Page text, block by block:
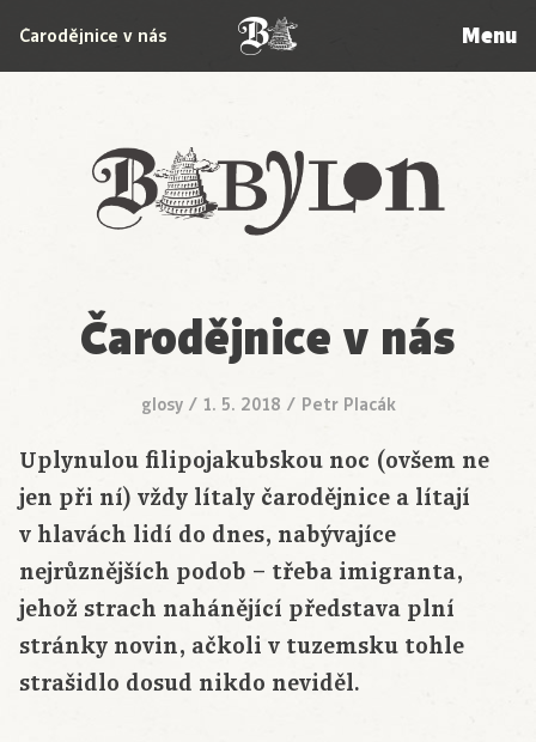
Babylon
Čarodějnice v nás Menu
Čarodějnice v nás
glosy/ 1. 5. 2018 / Petr Placák
Uplynulou filipojakubskou noc (ovšem ne
jen při ní) vždy lítaly čarodějnice a lítají
v hlavách lidí do dnes, nabývajíce
nejrůznějších podob – třeba imigranta,
jehož strach nahánějící představa plní
stránky novin, ačkoli v tuzemsku tohle
strašidlo dosud nikdo neviděl.